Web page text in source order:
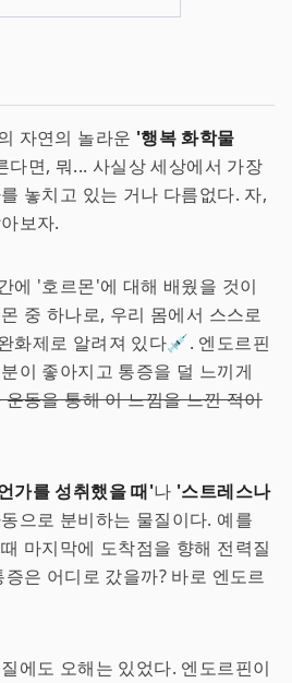
자연의 놀라운 '행복 화학물
면, 뭐... 사실상 세상에서 가장
놓치고 있는 거나 다름없다. 자,
보자.
에 '호르몬'에 대해 배웠을 것이
중 하나로, 우리 몸에서 스스로
화제로 알려져 있다💉. 엔도르핀
이 좋아지고 통증을 덜 느끼게
동을 통해 이 느낌을 느낀 적이
가를 성취했을 때'나 '스트레스나
으로 분비하는 물질이다. 예를
마지막에 도착점을 향해 전력질
은 어디로 갔을까? 바로 엔도르
에도 오해는 있었다. 엔도르핀이